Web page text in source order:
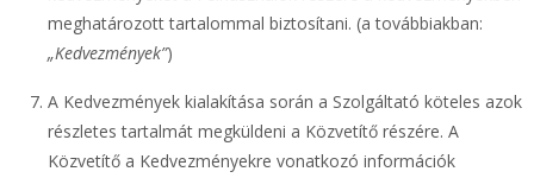
meghatározott tartalommal biztosítani. (a továbbiakban:
„Kedvezmények”)
A Kedvezmények kialakítása során a Szolgáltató köteles azok
részletes tartalmát megküldeni a Közvetítő részére. A
Közvetítő a Kedvezményekre vonatkozó információk